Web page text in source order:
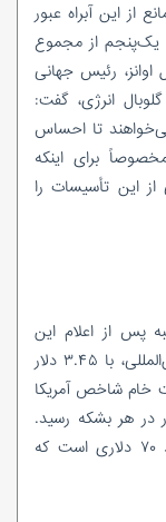
از این آبراه عبور
یک‌پنجم از مجموع
رئیس جهانی
انرژی، گفت:
تا احساس
برای اینکه
این تأسیسات را
پس از اعلام این
توافق کاهش یافت. نفت برنت، شاخص بین‌المللی، با ۳.۴۵ دلار
نفت خام شاخص آمریکا
دلار کاهش یافت و به ۸۰.۸۵ دلار در هر بشکه رسید.
این قیمت‌ها همچنان بسیار بالاتر از حدود ۷۰ دلاری است که